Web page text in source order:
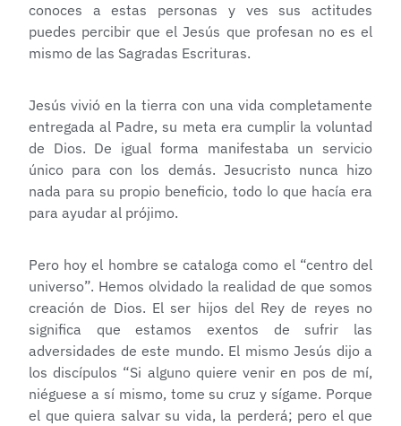
conoces a estas personas y ves sus actitudes
puedes percibir que el Jesús que profesan no es el
mismo de las Sagradas Escrituras.
Jesús vivió en la tierra con una vida completamente
entregada al Padre, su meta era cumplir la voluntad
de Dios. De igual forma manifestaba un servicio
único para con los demás. Jesucristo nunca hizo
nada para su propio beneficio, todo lo que hacía era
para ayudar al prójimo.
Pero hoy el hombre se cataloga como el “centro del
universo”. Hemos olvidado la realidad de que somos
creación de Dios. El ser hijos del Rey de reyes no
significa que estamos exentos de sufrir las
adversidades de este mundo. El mismo Jesús dijo a
los discípulos “Si alguno quiere venir en pos de mí,
niéguese a sí mismo, tome su cruz y sígame. Porque
el que quiera salvar su vida, la perderá; pero el que